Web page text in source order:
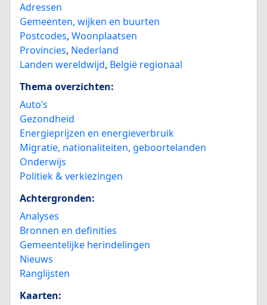
Adressen
Gemeenten, wijken en buurten
Postcodes, Woonplaatsen
Provincies, Nederland
Landen wereldwijd, België regionaal
Thema overzichten:
Auto’s
Gezondheid
Energieprijzen en energieverbruik
Migratie, nationaliteiten, geboortelanden
Onderwijs
Politiek & verkiezingen
Achtergronden:
Analyses
Bronnen en definities
Gemeentelijke herindelingen
Nieuws
Ranglijsten
Kaarten: